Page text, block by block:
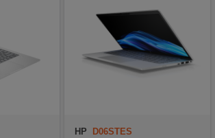
HP
D06STES